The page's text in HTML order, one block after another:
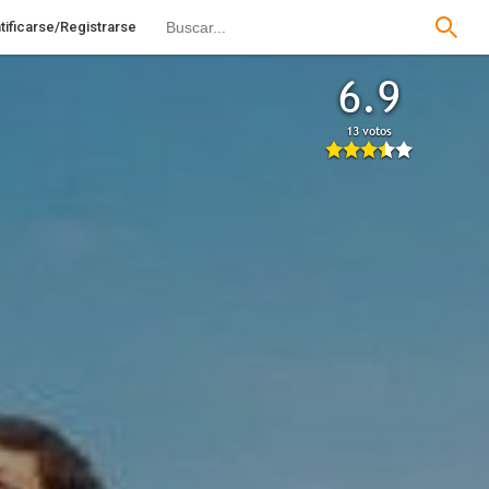
Registrarse
6.9
13 votos